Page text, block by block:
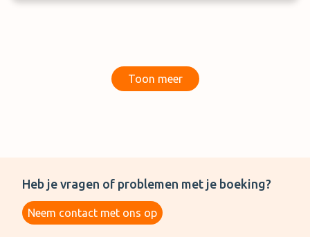
Toon meer
Heb je vragen of problemen met je boeking?
Neem contact met ons op